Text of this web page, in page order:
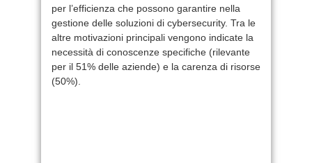
per l’efficienza che possono garantire nella
gestione delle soluzioni di cybersecurity. Tra le
altre motivazioni principali vengono indicate la
necessità di conoscenze specifiche (rilevante
per il 51% delle aziende) e la carenza di risorse
(50%).